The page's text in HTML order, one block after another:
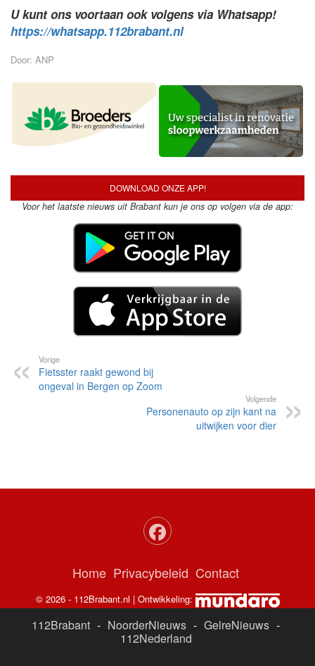
U kunt ons voortaan ook volgens via Whatsapp!
https://whatsapp.112brabant.nl
Door: ANP
DOWNLOAD ONZE APP!
Voor het laatste nieuws uit Brabant kun je ons op volgen via de app:
Vorige
Fietsster raakt gewond bij
ongeval in Bergen op Zoom
Volgende
Personenauto op zijn kant na
uitwijken voor dier
Home Privacybeleid Contact
© 2026 - 112Brabant.nl | Ontwikkeling:
112Brabant - NoorderNieuws - GelreNieuws -
112Nederland